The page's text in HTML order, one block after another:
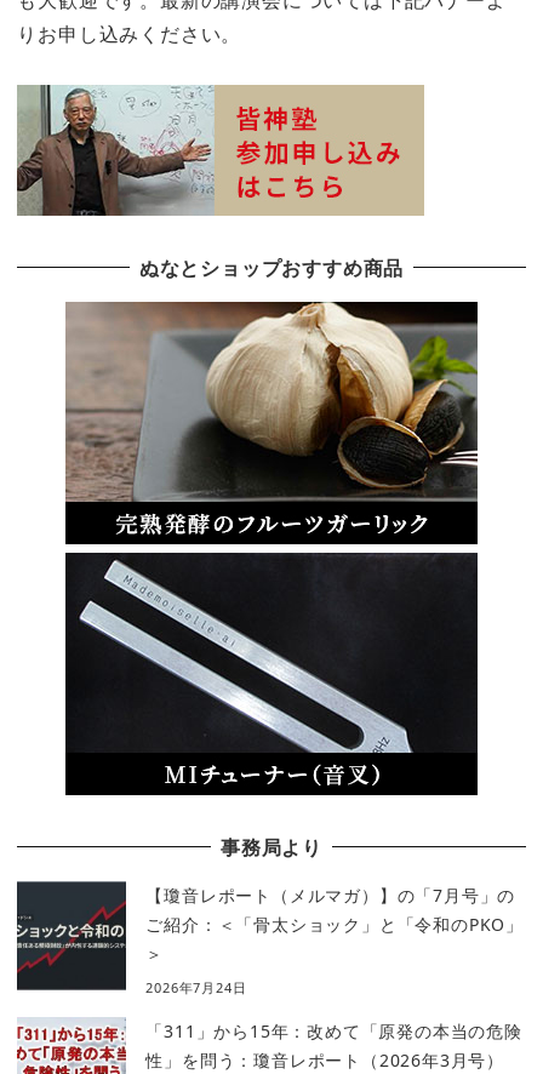
りお申し込みください。
ぬなとショップおすすめ商品
事務局より
【瓊音レポート（メルマガ）】の「7月号」の
ご紹介：＜「骨太ショック」と「令和のPKO」
＞
2026年7月24日
「311」から15年：改めて「原発の本当の危険
性」を問う：瓊音レポート（2026年3月号）